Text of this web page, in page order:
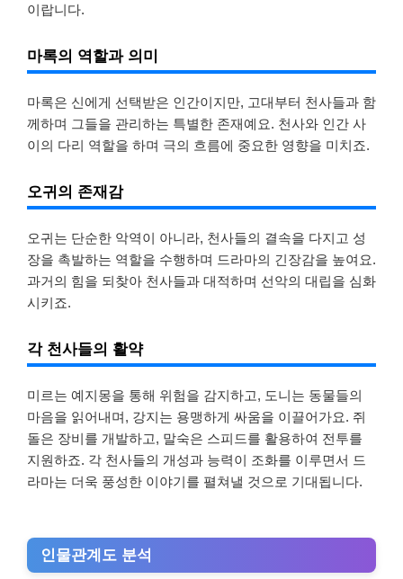
이랍니다.
마록의 역할과 의미
마록은 신에게 선택받은 인간이지만, 고대부터 천사들과 함
께하며 그들을 관리하는 특별한 존재예요. 천사와 인간 사
이의 다리 역할을 하며 극의 흐름에 중요한 영향을 미치죠.
오귀의 존재감
오귀는 단순한 악역이 아니라, 천사들의 결속을 다지고 성
장을 촉발하는 역할을 수행하며 드라마의 긴장감을 높여요.
과거의 힘을 되찾아 천사들과 대적하며 선악의 대립을 심화
시키죠.
각 천사들의 활약
미르는 예지몽을 통해 위험을 감지하고, 도니는 동물들의
마음을 읽어내며, 강지는 용맹하게 싸움을 이끌어가요. 쥐
돌은 장비를 개발하고, 말숙은 스피드를 활용하여 전투를
지원하죠. 각 천사들의 개성과 능력이 조화를 이루면서 드
라마는 더욱 풍성한 이야기를 펼쳐낼 것으로 기대됩니다.
인물관계도 분석